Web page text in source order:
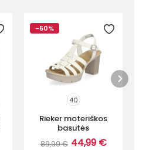
-50%
40
Rieker moteriškos
basutės
89,99 € 44,99 €